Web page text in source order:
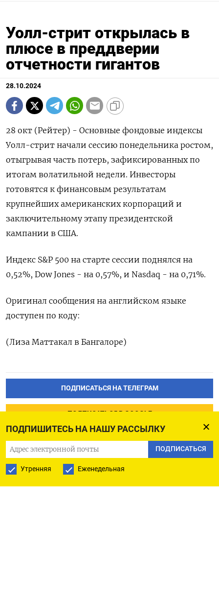
ПОДПИШИТЕСЬ НА НАШУ РАССЫЛКУ
ПОДПИСАТЬСЯ
Утренняя Еженедельная
Уолл-стрит открылась в
плюсе в преддверии
отчетности гигантов
28.10.2024
28 окт (Рейтер) - Основные фондовые индексы
Уолл-стрит начали сессию понедельника ростом,
отыгрывая часть потерь, зафиксированных по
итогам волатильной недели. Инвесторы
готовятся к финансовым результатам
крупнейших американских корпораций и
заключительному этапу президентской
кампании в США.
Индекс S&P 500 на старте сессии поднялся на
0,52%, Dow Jones - на 0,57%, и Nasdaq - на 0,71%.
Оригинал сообщения на английском языке
доступен по коду:
(Лиза Маттакал в Бангалоре)
ПОДПИСАТЬСЯ НА ТЕЛЕГРАМ
ПОДПИСАТЬСЯ В GOOGLE